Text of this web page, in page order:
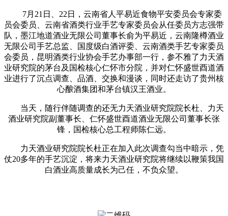
7月21日、22日，云南省人平易近食物平安委员会专家委
员会委员、云南省酒类行业手艺专家委员会从任委员方志强带
队，墨江地道酒业无限公司董事长俞为平易近，云南隆樽酒业
无限公司手艺总监、国度级白酒评委、云南酒类手艺专家委员
会委员，昆明酒类行业协会手艺办事部一行，参不雅了力天酒
业研究院的茅台及国检核心仁怀市分院，并对仁怀盛世酉道酒
业进行了沉点调查、品酒、交换和漫谈，同时还走访了贵州核
心酿酒集团和茅台镇汉王酒业。
当天，随行伴随调查的还无力天酒业研究院院长杜、力天
酒业研究院副董事长、仁怀盛世酉道酒业无限公司董事长张
锋，国检核心总工程师陈仁远。
力天酒业研究院院长杜正在加入此次调查勾当中暗示，凭
仗20多年的手艺沉淀，将来力天酒业研究院将继续以鞭策我国
白酒业高质量成长为己任，不负众望。